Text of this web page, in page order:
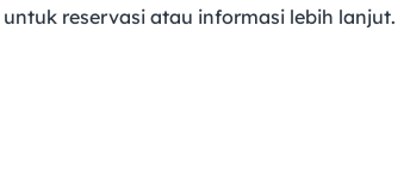
untuk reservasi atau informasi lebih lanjut.